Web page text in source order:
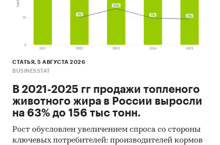
дезодорирования воздуха в помещениях.
Перечень продуктов, анализируемых в
зависимости от доступности статистических
Промышленность
Производство парфюмерных и косметических
средств
/ Производство средств для
ароматизации воздуха
Россия
СТАТЬЯ, 5 АВГУСТА 2026
BUSINESSTAT
В 2021-2025 гг продажи топленого
животного жира в России выросли
на 63% до 156 тыс тонн.
Рост обусловлен увеличением спроса со стороны
ключевых потребителей: производителей кормов